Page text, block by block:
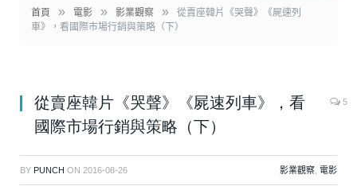
首頁 » 電影 » 影業觀察 »
從賣座韓片《哭聲》《屍速列
車》，看國際市場行銷與策略（下）
從賣座韓片《哭聲》《屍速列車》，看
國際市場行銷與策略（下）
5
BY PUNCH ON 2016-08-26 影業觀察 電影